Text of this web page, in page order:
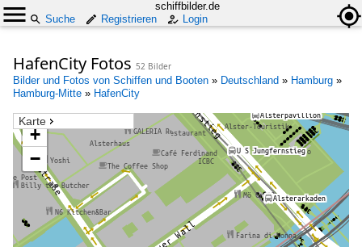
schiffbilder.de
Suche
Registrieren Login
HafenCity Fotos 52 Bilder
Bilder und Fotos von Schiffen und Booten » Deutschland » Hamburg »
Hamburg-Mitte » HafenCity
Karte
+
−